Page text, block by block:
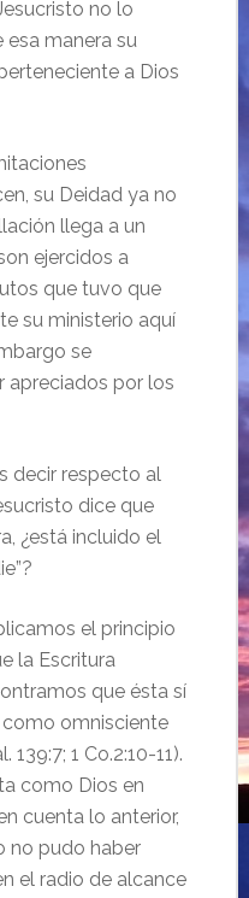
no lo
manera su
a Dios
su Deidad ya no
llega a un
ejercidos a
que tuvo que
su ministerio aquí
se
apreciados por los
decir respecto al
dice que
¿está incluido el
el principio
la Escritura
que ésta sí
omnisciente
1 Co.2:10-11).
como Dios en
cuenta lo anterior,
no pudo haber
el radio de alcance